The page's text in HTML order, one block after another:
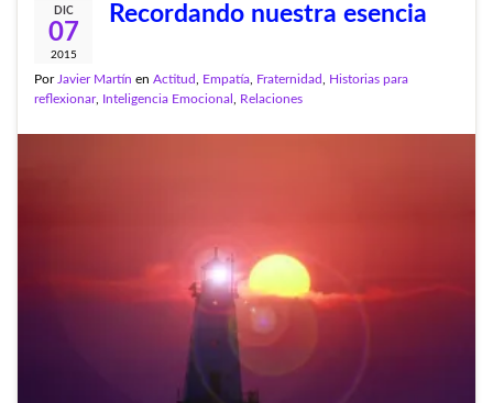
DIC
07
2015
Recordando nuestra esencia
Por Javier Martín en Actitud Empatía Fraternidad
Historias para
reflexionar, Inteligencia Emocional Relaciones